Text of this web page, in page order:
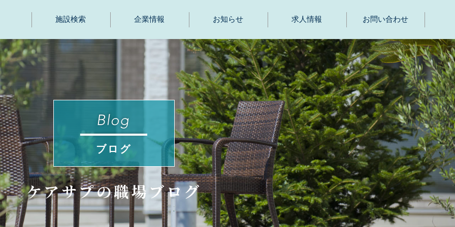
施設検索 企業情報 お知らせ 求人情報 お問い合わせ
ブログ
ケアサプの職場ブログ